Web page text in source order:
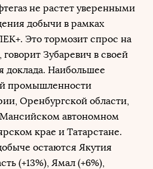
не растет уверенными
добычи в рамках
Это тормозит спрос на
Зубаревич в своей
доклада. Наибольшее
промышленности
Оренбургской области,
автономном
крае и Татарстане.
остаются Якутия
(+13%), Ямал (+6%),